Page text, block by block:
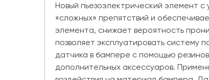
Новый пьезоэлектрический элемент
«сложных» препятствий и
элемента, снижает вероятность
позволяет эксплуатировать систему
датчика в бампере с помощью
дополнительных аксессуаров.